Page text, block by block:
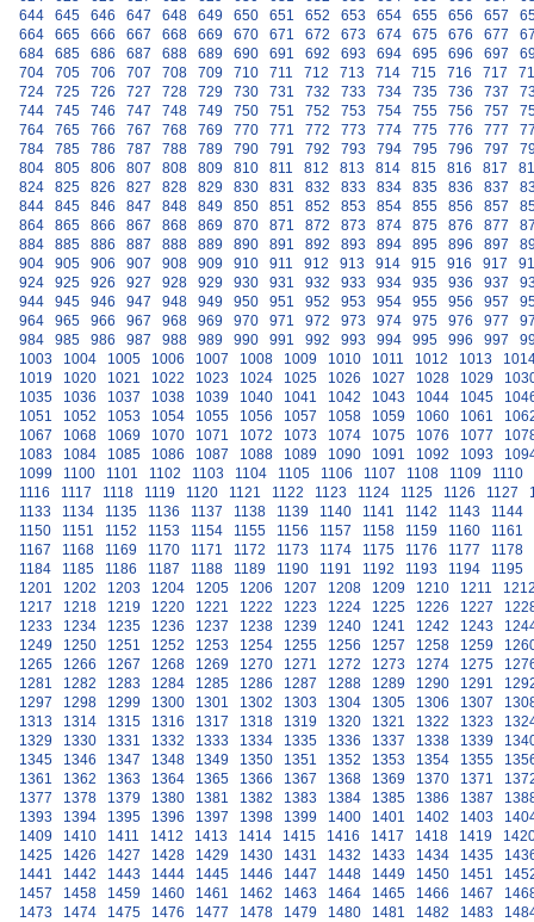
644
645 646 647 648 649 650 651 652 653 654 655 656 657
664
665 666 667 668 669 670 671 672 673 674 675 676 677
684
685 686 687 688 689 690 691 692 693 694 695 696 697
704
705 706 707 708 709 710 711 712 713 714 715 716 717
724
725 726 727 728 729 730 731 732 733 734 735 736 737
744
745 746 747 748 749 750 751 752 753 754 755 756 757
764
765 766 767 768 769 770 771 772 773 774 775 776 777
784
785 786 787 788 789 790 791 792 793 794 795 796 797
804
805 806 807 808 809 810 811 812 813 814 815 816 817
824
825 826 827 828 829 830 831 832 833 834 835 836 837
844
845 846 847 848 849 850 851 852 853 854 855 856 857
864
865 866 867 868 869 870 871 872 873 874 875 876 877
884
885 886 887 888 889 890 891 892 893 894 895 896 897
904
905 906 907 908 909 910 911 912 913 914 915 916 917
924
925 926 927 928 929 930 931 932 933 934 935 936 937
944
945 946 947 948 949 950 951 952 953 954 955 956 957
964
965 966 967 968 969 970 971 972 973 974 975 976 977
984
985 986 987 988 989 990 991 992 993 994 995 996 997
1003
1004 1005 1006 1007 1008 1009 1010 1011 1012 1013
1019
1020 1021 1022 1023 1024 1025 1026 1027 1028 1029
1035
1036 1037 1038 1039 1040 1041 1042 1043 1044 1045
1051
1052 1053 1054 1055 1056 1057 1058 1059 1060 1061
1067
1068 1069 1070 1071 1072 1073 1074 1075 1076 1077
1083
1084 1085 1086 1087 1088 1089 1090 1091 1092 1093
1099
1100 1101 1102 1103 1104 1105 1106 1107 1108 1109
1110
1116
1117 1118 1119 1120 1121 1122 1123 1124 1125 1126 1127
1133
1134 1135 1136 1137 1138 1139 1140 1141 1142 1143
1144
1150
1151 1152 1153 1154 1155 1156 1157 1158 1159 1160
1161
1167
1168 1169 1170 1171 1172 1173 1174 1175 1176 1177
1178
1184
1185 1186 1187 1188 1189 1190 1191 1192 1193 1194
1195
1201
1202 1203 1204 1205 1206 1207 1208 1209 1210 1211
1217
1218 1219 1220 1221 1222 1223 1224 1225 1226 1227
1233
1234 1235 1236 1237 1238 1239 1240 1241 1242 1243
1249
1250 1251 1252 1253 1254 1255 1256 1257 1258 1259
1265
1266 1267 1268 1269 1270 1271 1272 1273 1274 1275
1281
1282 1283 1284 1285 1286 1287 1288 1289 1290 1291
1297
1298 1299 1300 1301 1302 1303 1304 1305 1306 1307
1313
1314 1315 1316 1317 1318 1319 1320 1321 1322 1323
1329
1330 1331 1332 1333 1334 1335 1336 1337 1338 1339
1345
1346 1347 1348 1349 1350 1351 1352 1353 1354 1355
1361
1362 1363 1364 1365 1366 1367 1368 1369 1370 1371
1377
1378 1379 1380 1381 1382 1383 1384 1385 1386 1387
1393
1394 1395 1396 1397 1398 1399 1400 1401 1402 1403
1409
1410 1411 1412 1413 1414 1415 1416 1417 1418 1419
1425
1426 1427 1428 1429 1430 1431 1432 1433 1434 1435
1441
1442 1443 1444 1445 1446 1447 1448 1449 1450 1451
1457
1458 1459 1460 1461 1462 1463 1464 1465 1466 1467
1473
1474 1475 1476 1477 1478 1479 1480 1481 1482 1483